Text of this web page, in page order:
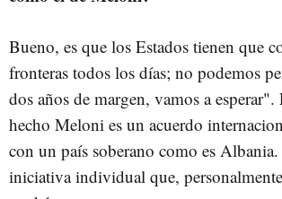
Bueno, es que los Estados tienen que
fronteras todos los días; no podemos
dos años de margen, vamos a
hecho Meloni es un acuerdo
con un país soberano como es
iniciativa individual que,